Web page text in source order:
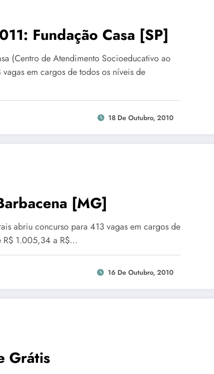
Fundação Casa [SP]
(Centro de Atendimento Socioeducativo ao
em cargos de todos os níveis de
18 De Outubro, 2010
[MG]
abriu concurso para 413 vagas em cargos de
R$ 1.005,34 a R$…
16 De Outubro, 2010
Grátis